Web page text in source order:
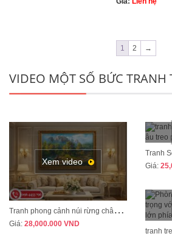
1 2 →
VIDEO MỘT SỐ BỨC TRANH
Xem video
T
ranh phong cảnh núi rừng châu Âu treo phòng khách tân cổ điển sang trọng MÃ CD03
Giá: 28,000.000 VND
Giá: